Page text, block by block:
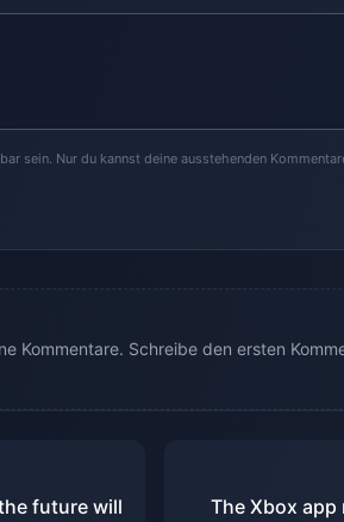
sein. Nur du kannst deine ausstehenden
Kommentare. Schreibe den ersten
future will
The Xbox app